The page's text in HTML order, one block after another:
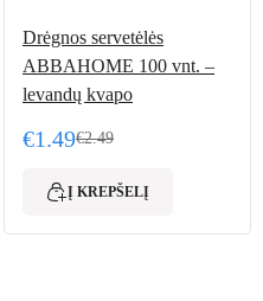
Drėgnos servetėlės
ABBAHOME 100 vnt. –
levandų kvapo
€2.49
Original price was:
€1.49
Current price is: €1.49.
Į KREPŠELĮ